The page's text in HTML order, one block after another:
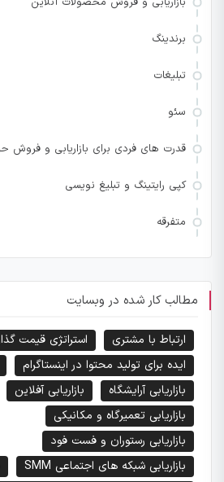
برندینگ
تبلیغات
سئو
قدرت های فردی برای بازاریابی و فروش
کپی رایتینگ و تبلیغ نویسی
متفرقه
مطالب کار شده در وبسایت
ارتباط با مشتری استراتژی قیمت
ایده برای تولید محتوا در اینستاگرام
بازاریابی آرایشگاه
بازاریابی آفلاین
بازاریابی تعمیرگاه و مکانیکی
بازاریابی رستوران و فست فود
بازاریابی شبکه های اجتماعی SMM